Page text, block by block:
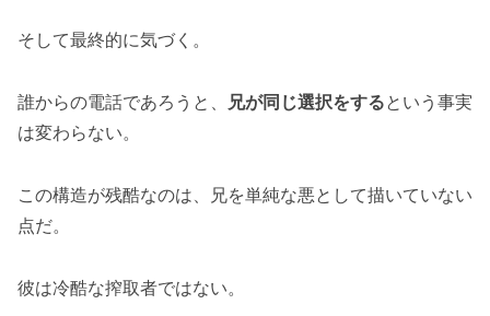
そして最終的に気づく。
誰からの電話であろうと、 兄が同じ選択をするという事実
は変わらない。
この構造が残酷なのは、兄を単純な悪として描いていない
点だ。
彼は冷酷な搾取者ではない。